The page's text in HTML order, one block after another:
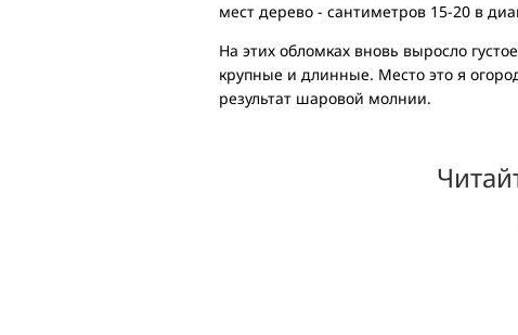
мест дерево - сантиметров 15-20 в
На этих обломках вновь выросло
крупные и длинные. Место это я
результат шаровой молнии.